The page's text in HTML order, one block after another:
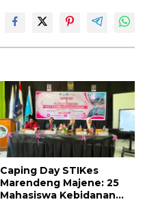
Caping Day STIKes
Marendeng Majene: 25
Mahasiswa Kebidanan